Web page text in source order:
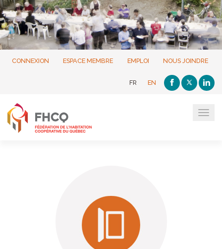
CONNEXION ESPACE MEMBRE EMPLOI NOUS JOINDRE
FR EN